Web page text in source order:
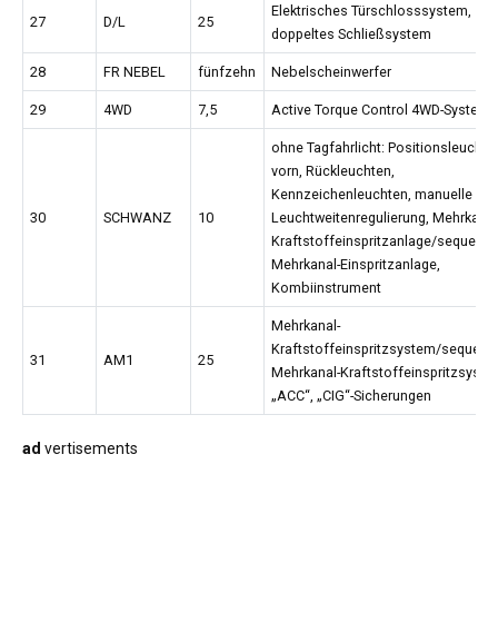
27 D/L 25
Elektrisches Türschlosssystem,
doppeltes Schließsystem
28 FR NEBEL fünfzehn Nebelscheinwerfer
29 4WD 7,5 Active Torque Control 4WD-System
30 SCHWANZ 10
ohne Tagfahrlicht:
vorn, Rückleuchten,
Kennzeichenleuchten, manuelle
Leuchtweitenregulierung,
Kraftstoffeinspritzanlage/
Mehrkanal-Einspritzanlage,
Kombiinstrument
31 AM1 25
Mehrkanal-
Kraftstoffeinspritzsystem/
Mehrkanal-
„ACC“, „CIG“-Sicherungen
ad vertisements